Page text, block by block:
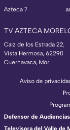
Azteca 7
TV AZTECA
Calz de los Estrada 22,
Vista Hermosa, 62290
Cuernavaca, Mor.
Aviso de
Defensor de